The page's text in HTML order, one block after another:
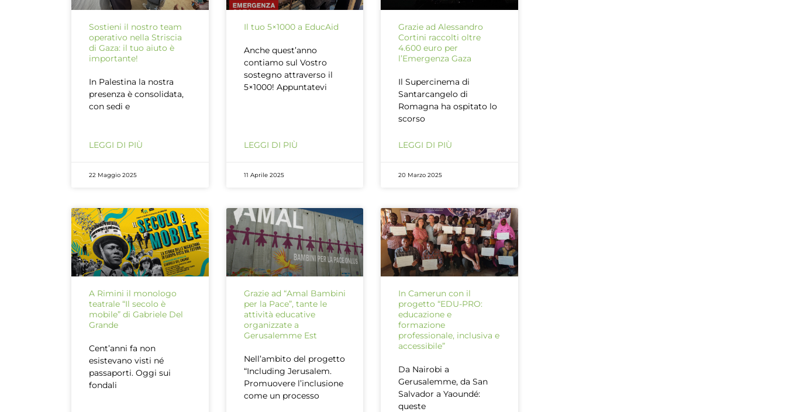
Sostieni il nostro team
operativo nella Striscia
di Gaza: il tuo aiuto è
importante!
In Palestina la nostra
presenza è consolidata,
con sedi e
LEGGI DI PIÙ
22 Maggio 2025
Il tuo 5×1000 a EducAid
Anche quest’anno
contiamo sul Vostro
sostegno attraverso il
5×1000! Appuntatevi
LEGGI DI PIÙ
11 Aprile 2025
Grazie ad Alessandro
Cortini raccolti oltre
4.600 euro per
l’Emergenza Gaza
Il Supercinema di
Santarcangelo di
Romagna ha ospitato lo
scorso
LEGGI DI PIÙ
20 Marzo 2025
A Rimini il monologo
teatrale “Il secolo è
mobile” di Gabriele Del
Grande
Cent’anni fa non
esistevano visti né
passaporti. Oggi sui
fondali
Grazie ad “Amal Bambini
per la Pace”, tante le
attività educative
organizzate a
Gerusalemme Est
Nell’ambito del progetto
“Including Jerusalem.
Promuovere l’inclusione
come un processo
In Camerun con il
progetto “EDU-PRO:
educazione e
formazione
professionale, inclusiva e
accessibile”
Da Nairobi a
Gerusalemme, da San
Salvador a Yaoundé:
queste